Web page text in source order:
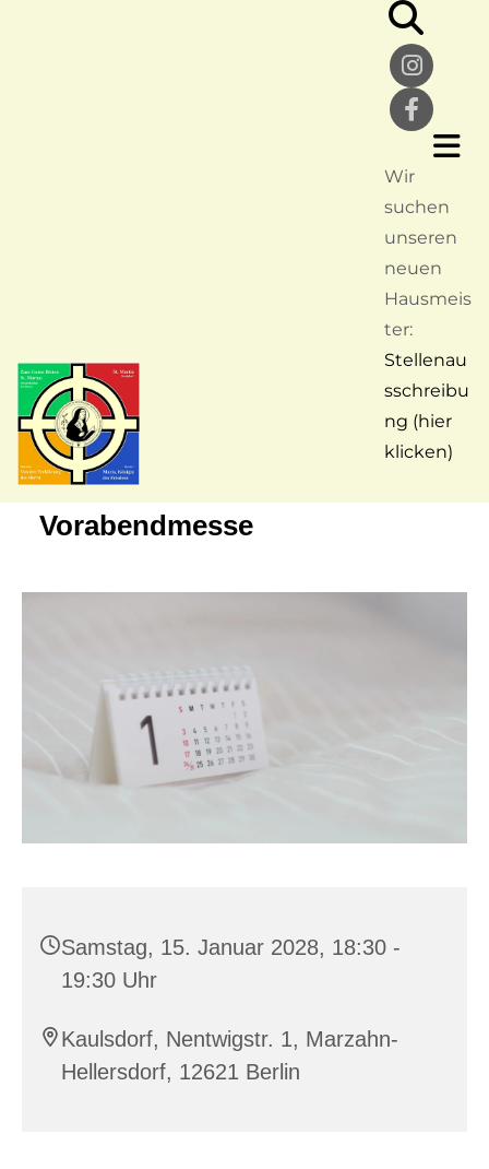
Wir
suchen
unseren
neuen
Hausmeis
ter:
Stellenau
sschreibu
ng (hier
klicken)
Vorabendmesse
Samstag, 15. Januar 2028, 18:30 -
19:30 Uhr
Kaulsdorf, Nentwigstr. 1, Marzahn-
Hellersdorf, 12621 Berlin